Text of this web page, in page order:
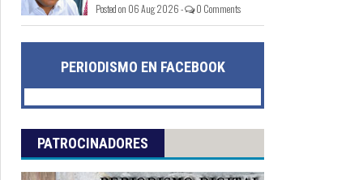
Posted on 06 Aug 2026 - 0 Comments
PERIODISMO EN FACEBOOK
PATROCINADORES